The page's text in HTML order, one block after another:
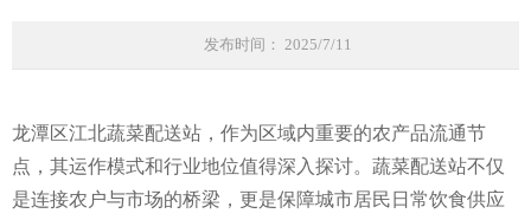
发布时间： 2025/7/11
龙潭区江北蔬菜配送站，作为区域内重要的农产品流通节
点，其运作模式和行业地位值得深入探讨。蔬菜配送站不仅
是连接农户与市场的桥梁，更是保障城市居民日常饮食供应